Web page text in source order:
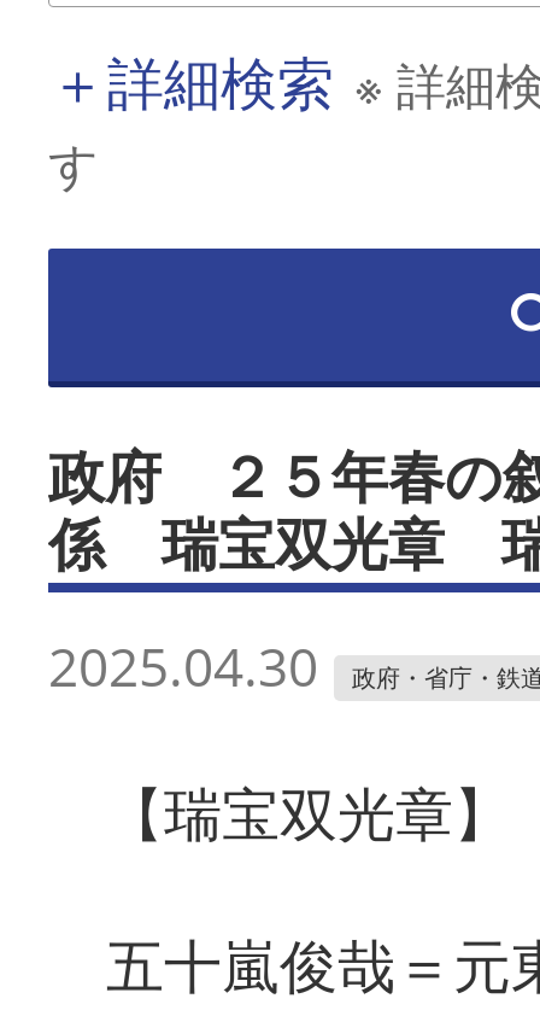
＋詳細検索 ※ 詳細
す
政府 ２５年春の
係 瑞宝双光章
2025.04.30 政府・省庁・鉄
【瑞宝双光章】
五十嵐俊哉＝元